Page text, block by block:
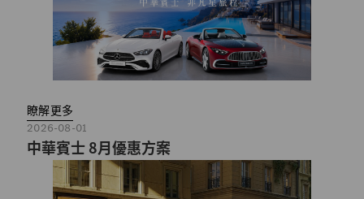
瞭解更多
2026-08-01
中華賓士 8月優惠方案